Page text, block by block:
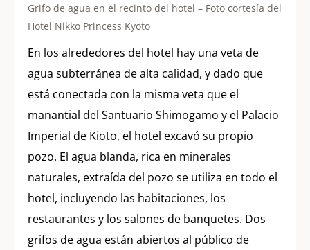
Grifo de agua en el recinto del hotel – Foto cortesía del
Hotel Nikko Princess Kyoto
En los alrededores del hotel hay una veta de
agua subterránea de alta calidad, y dado que
está conectada con la misma veta que el
manantial del Santuario Shimogamo y el Palacio
Imperial de Kioto, el hotel excavó su propio
pozo. El agua blanda, rica en minerales
naturales, extraída del pozo se utiliza en todo el
hotel, incluyendo las habitaciones, los
restaurantes y los salones de banquetes. Dos
grifos de agua están abiertos al público de